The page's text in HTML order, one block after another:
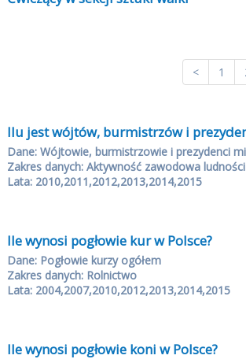
< 1
Ilu jest wójtów, burmistrzów i
Dane: Wójtowie, burmistrzowie i prezydenci
Zakres danych: Aktywność zawodowa ludności
Lata: 2010,2011,2012,2013,2014,2015
Ile wynosi pogłowie kur w Polsce?
Dane: Pogłowie kurzy ogółem
Zakres danych: Rolnictwo
Lata: 2004,2007,2010,2012,2013,2014,2015
Ile wynosi pogłowie koni w Polsce?